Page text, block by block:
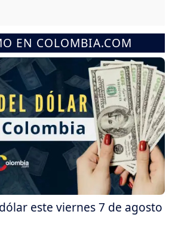
EN COLOMBIA.COM
este viernes 7 de agosto